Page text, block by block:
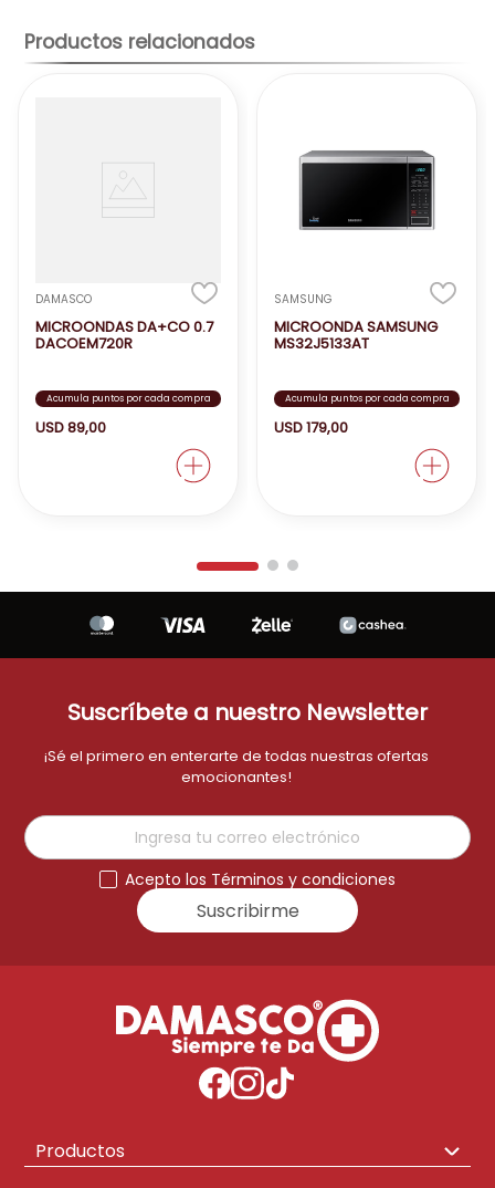
Productos relacionados
DAMASCO
MICROONDAS DA+CO 0.7
DACOEM720R
Acumula puntos por cada compra
USD89,00
SAMSUNG
MICROONDA SAMSUNG
MS32J5133AT
Acumula puntos por cada compra
USD179,00
Suscríbete a nuestro Newsletter
¡Sé el primero en enterarte de todas nuestras ofertas
emocionantes!
Acepto los Términos y condiciones
Suscribirme
Productos